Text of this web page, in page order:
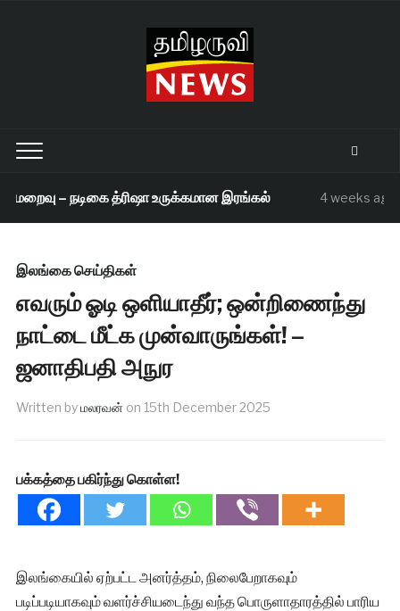
– நடிகை த்ரிஷா உருக்கமான இரங்கல் 4 weeks ago
இலங்கை செய்திகள்
எவரும் ஓடி ஒளியாதீர்; ஒன்றிணைந்து
நாட்டை மீட்க முன்வாருங்கள்! –
ஜனாதிபதி அநுர
Written byமலரவன் on 15th December 2025
பக்கத்தை பகிர்ந்து கொள்ள!
இலங்கையில் ஏற்பட்ட அனர்த்தம், நிலைபேறாகவும்
படிப்படியாகவும் வளர்ச்சியடைந்து வந்த பொருளாதாரத்தில் பாரிய